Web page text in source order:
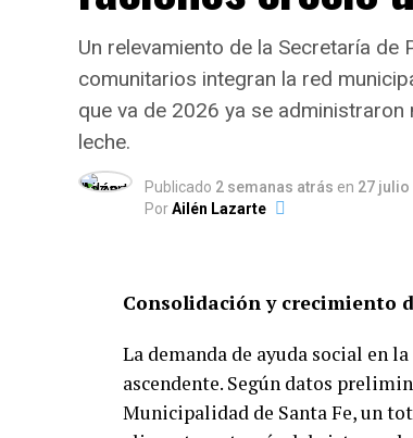
Un relevamiento de la Secretaría
comunitarios integran la red
que va de 2026 ya se
leche.
Publicado 2 semanas atrás en 27 julio
PorAilén Lazarte
Consolidación y crecimiento
La demanda de ayuda social en
ascendente. Según datos
Municipalidad de Santa Fe, un